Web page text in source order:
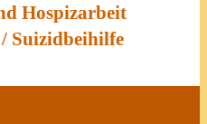
Hospizarbeit
Suizidbeihilfe